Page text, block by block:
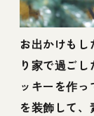
お出かけもし
り家で過ご
ッキーを作
を装飾して